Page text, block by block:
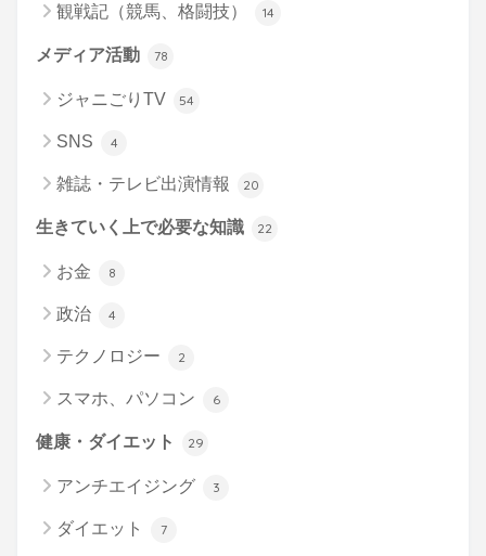
観戦記（競馬、格闘技） 14
メディア活動 78
ジャニごりTV 54
SNS 4
雑誌・テレビ出演情報 20
生きていく上で必要な知識 22
お金 8
政治 4
テクノロジー 2
スマホ、パソコン 6
健康・ダイエット 29
アンチエイジング 3
ダイエット 7